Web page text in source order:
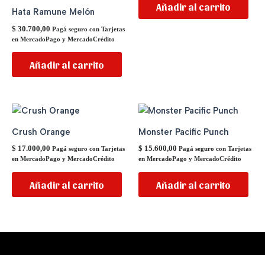
Hata Ramune Melón
$ 30.700,00 Pagá seguro con Tarjetas
en MercadoPago y MercadoCrédito
Añadir al carrito
Añadir al carrito
Crush Orange
$ 17.000,00 Pagá seguro con Tarjetas
en MercadoPago y MercadoCrédito
Añadir al carrito
Monster Pacific Punch
$ 15.600,00 Pagá seguro con Tarjetas
en MercadoPago y MercadoCrédito
Añadir al carrito